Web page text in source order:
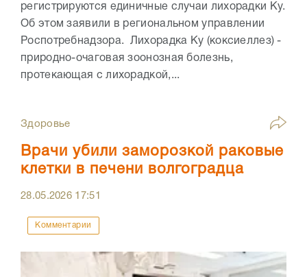
регистрируются единичные случаи лихорадки Ку.
Об этом заявили в региональном управлении
Роспотребнадзора. Лихорадка Ку (коксиеллез) -
природно-очаговая зоонозная болезнь,
протекающая с лихорадкой,...
Здоровье
Врачи убили заморозкой раковые
клетки в печени волгоградца
28.05.2026 17:51
Комментарии